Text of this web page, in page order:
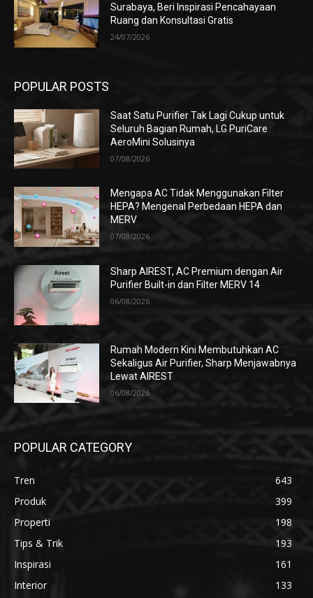
Surabaya, Beri Inspirasi Pencahayaan
Ruang dan Konsultasi Gratis
24/07/2026
POPULAR POSTS
Saat Satu Purifier Tak Lagi Cukup untuk
Seluruh Bagian Rumah, LG PuriCare
AeroMini Solusinya
07/08/2026
Mengapa AC Tidak Menggunakan Filter
HEPA? Mengenal Perbedaan HEPA dan
MERV
07/08/2026
Sharp AIREST, AC Premium dengan Air
Purifier Built-in dan Filter MERV 14
06/08/2026
Rumah Modern Kini Membutuhkan AC
Sekaligus Air Purifier, Sharp Menjawabnya
Lewat AIREST
06/08/2026
POPULAR CATEGORY
Tren
643
Produk
399
Properti
198
Tips & Trik
193
Inspirasi
161
Interior
133